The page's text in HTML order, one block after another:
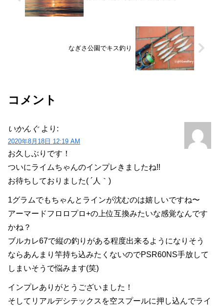
なぎさ公園でキス釣り
コメント
いかんぐ より:
2020年8月18日 12:19 AM
お久しぶりです！
ついにライムちゃんのインプレきましたね!!
お待ちしておりました( ´人｀)
1グラムでもちゃんとラインが沈むのは嬉しいですね〜
アーマードフロロプロ+の上位互換みたいな感覚なんです
かね？
ブルカレ67で縦の釣りがある程度出来るようになりそう
ならあんまり竿持ち込みたくないのでPSR60NS手放して
しまいそうで悩みます(笑)
インプレありがとうございました！
そしてリアルデシテックスを空スプールに押し込んでライ